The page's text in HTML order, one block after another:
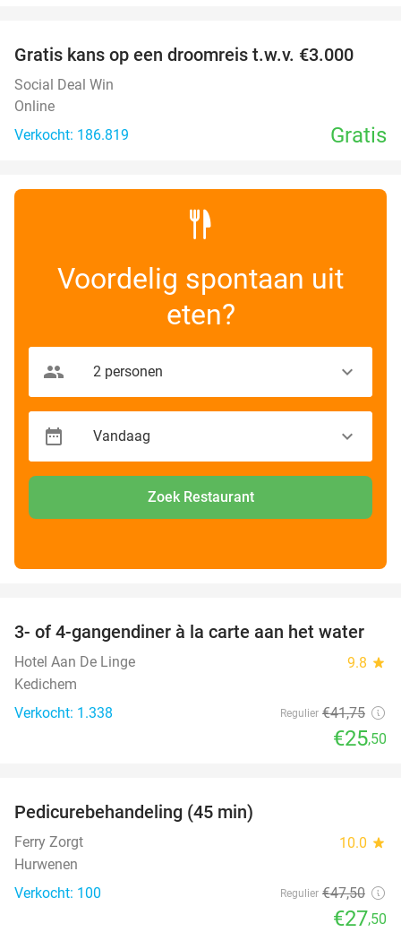
Gratis kans op een droomreis t.w.v. €3.000
Social Deal Win
Online
Verkocht: 186.819
Gratis
Voordelig spontaan uit
eten?
Zoek Restaurant
39%
3- of 4-gangendiner à la carte aan het water
Hotel Aan De Linge 9.8 star
Kedichem
Verkocht: 1.338
Regulier €41,75
€25,50
OUT
Pedicurebehandeling (45 min)
Ferry Zorgt 10.0 star
Hurwenen
Verkocht: 100
Regulier €47,50
€27,50